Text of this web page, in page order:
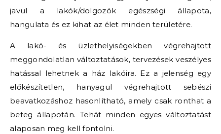
javul a lakók/dolgozók egészségi állapota,
hangulata és ez kihat az élet minden területére.
A lakó- és üzlethelyiségekben végrehajtott
meggondolatlan változtatások, tervezések veszélyes
hatással lehetnek a ház lakóira. Ez a jelenség egy
előkészítetlen, hanyagul végrehajtott sebészi
beavatkozáshoz hasonlítható, amely csak ronthat a
beteg állapotán. Tehát minden egyes változtatást
alaposan meg kell fontolni.